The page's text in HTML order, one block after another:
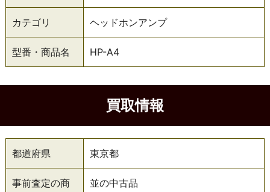
カテゴリ ヘッドホンアンプ
型番・商品名 HP-A4
買取情報
都道府県 東京都
事前査定の商
並の中古品